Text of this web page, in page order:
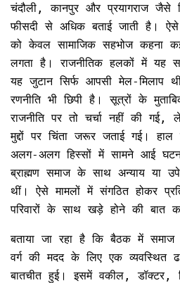
चंदौली, कानपुर और प्रयागराज जैसे
फीसदी से अधिक बताई जाती है।
को केवल सामाजिक सहभोज कहना
लगता है। राजनीतिक हलकों में यह
यह जुटान सिर्फ आपसी मेल-मिलाप
रणनीति भी छिपी है। सूत्रों के
राजनीति पर तो चर्चा नहीं की
मुद्दों पर चिंता जरूर जताई गई।
अलग-अलग हिस्सों में सामने आई
ब्राह्मण समाज के साथ अन्याय या
थीं। ऐसे मामलों में संगठित होकर
परिवारों के साथ खड़े होने की बात
बताया जा रहा है कि बैठक में
वर्ग की मदद के लिए एक व्यवस्थित
बातचीत हुई। इसमें वकील, डॉक्टर,